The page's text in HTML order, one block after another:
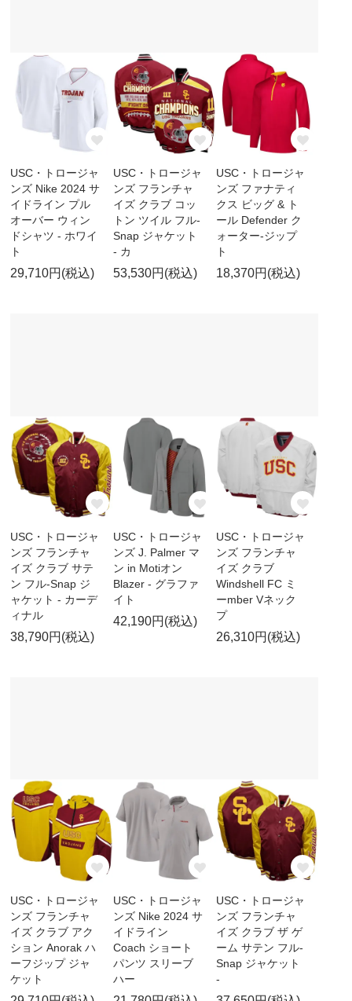
USC・トロージャ
ンズ Nike 2024 サ
イドライン プル
オーバー ウィン
ドシャツ - ホワイ
ト
29,710円(税込)
USC・トロージャ
ンズ フランチャ
イズ クラブ コッ
トン ツイル フル-
Snap ジャケット
- カ
53,530円(税込)
USC・トロージャ
ンズ ファナティ
クス ビッグ & ト
ール Defender ク
ォーター-ジップ
ト
18,370円(税込)
USC・トロージャ
ンズ フランチャ
イズ クラブ サテ
ン フル-Snap ジ
ャケット - カーデ
ィナル
38,790円(税込)
USC・トロージャ
ンズ J. Palmer マ
ン in Motiオン
Blazer - グラファ
イト
42,190円(税込)
USC・トロージャ
ンズ フランチャ
イズ クラブ
Windshell FC ミ
ーmber Vネック
プ
26,310円(税込)
USC・トロージャ
ンズ フランチャ
イズ クラブ アク
ション Anorak ハ
ーフジップ ジャ
ケット
USC・トロージャ
ンズ Nike 2024 サ
イドライン
Coach ショート
パンツ スリーブ
ハー
USC・トロージャ
ンズ フランチャ
イズ クラブ ザ ゲ
ーム サテン フル-
Snap ジャケット
-